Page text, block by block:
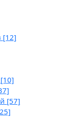
[12]
[10]
[57]